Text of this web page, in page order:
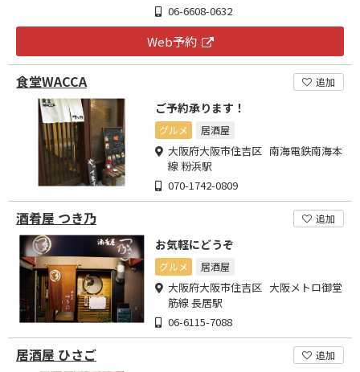
06-6608-0632
Web予約
食堂WACCA 追加
ご予約承ります！
グルメ 居酒屋
大阪府大阪市住吉区 南海電鉄南海本
線 粉浜駅
070-1742-0809
酒肴屋 つき乃 追加
お気軽にどうぞ
グルメ 居酒屋
大阪府大阪市住吉区 大阪メトロ御堂
筋線 長居駅
06-6115-7088
居酒屋 ひさご 追加